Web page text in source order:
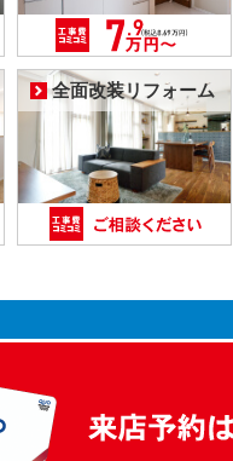
全面改装リフォーム